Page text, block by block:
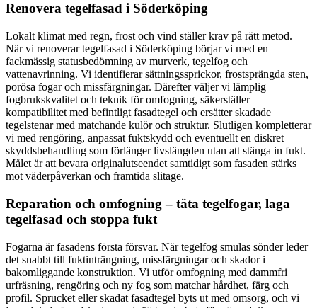
Renovera tegelfasad i Söderköping
Lokalt klimat med regn, frost och vind ställer krav på rätt metod.
När vi renoverar tegelfasad i Söderköping börjar vi med en
fackmässig statusbedömning av murverk, tegelfog och
vattenavrinning. Vi identifierar sättningssprickor, frostsprängda sten,
porösa fogar och missfärgningar. Därefter väljer vi lämplig
fogbrukskvalitet och teknik för omfogning, säkerställer
kompatibilitet med befintligt fasadtegel och ersätter skadade
tegelstenar med matchande kulör och struktur. Slutligen kompletterar
vi med rengöring, anpassat fuktskydd och eventuellt en diskret
skyddsbehandling som förlänger livslängden utan att stänga in fukt.
Målet är att bevara originalutseendet samtidigt som fasaden stärks
mot väderpåverkan och framtida slitage.
Reparation och omfogning – täta tegelfogar, laga
tegelfasad och stoppa fukt
Fogarna är fasadens första försvar. När tegelfog smulas sönder leder
det snabbt till fuktinträngning, missfärgningar och skador i
bakomliggande konstruktion. Vi utför omfogning med dammfri
urfräsning, rengöring och ny fog som matchar hårdhet, färg och
profil. Sprucket eller skadat fasadtegel byts ut med omsorg, och vi